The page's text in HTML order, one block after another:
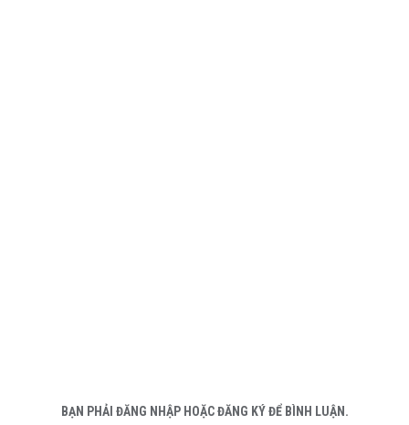
BẠN PHẢI ĐĂNG NHẬP HOẶC ĐĂNG KÝ ĐỂ BÌNH LUẬN.